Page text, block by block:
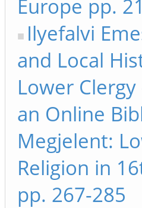
Europe pp.
Ilyefalvi
and Local
Lower
an Online
Megjelent:
Religion in
pp. 267-285